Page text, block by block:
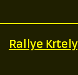
Rallye Krtely